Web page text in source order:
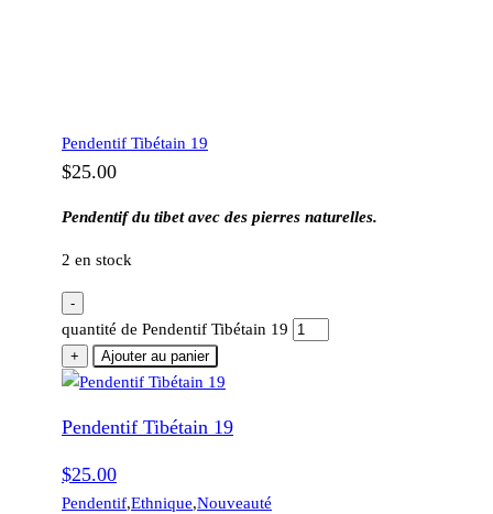
Pendentif Tibétain 19
$25.00
Pendentif du tibet avec des pierres naturelles.
2 en stock
-
quantité de Pendentif Tibétain 19
+ Ajouter au panier
Pendentif Tibétain 19
$25.00
Pendentif,Ethnique,Nouveauté